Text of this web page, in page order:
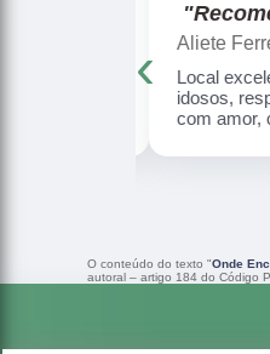
Aliete
Local
idosos,
com amor,
‹
O conteúdo do texto "Onde
autoral – artigo 184 do Código